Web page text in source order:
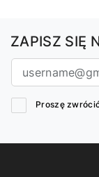
ZAPISZ SIĘ
Proszę